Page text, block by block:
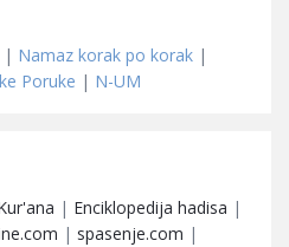
| Namaz korak po korak |
Poruke | N-UM
| Enciklopedija hadisa |
| spasenje.com |